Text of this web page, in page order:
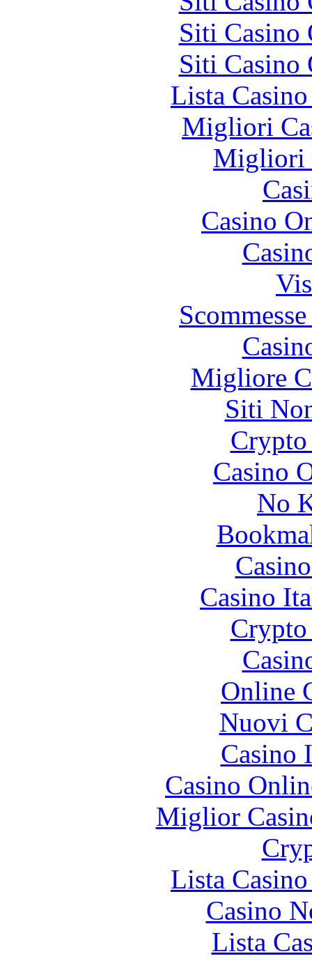
Siti Casino
Siti Casino
Lista
Migliori
Migliori
Casino
Migliore
Siti
Casino
No
Casino
Online
Nuovi
Casino
Casino
Miglior
Lista
Casino
Lista